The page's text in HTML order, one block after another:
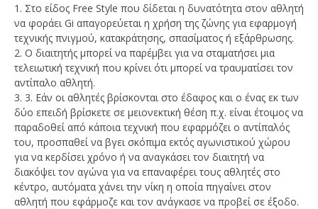
1. Στο είδος Free Style που δίδεται η δυνατότητα στον αθλητή
να φοράει Gi απαγορεύεται η χρήση της ζώνης για εφαρμογή
τεχνικής πνιγμού, κατακράτησης, σπασίματος ή εξάρθρωσης.
2. Ο διαιτητής μπορεί να παρέμβει για να σταματήσει μια
τελειωτική τεχνική που κρίνει ότι μπορεί να τραυματίσει τον
αντίπαλο αθλητή.
3. 3. Εάν οι αθλητές βρίσκονται στο έδαφος και ο ένας εκ των
δύο επειδή βρίσκετε σε μειονεκτική θέση π.χ. είναι έτοιμος να
παραδοθεί από κάποια τεχνική που εφαρμόζει ο αντίπαλός
του, προσπαθεί να βγει σκόπιμα εκτός αγωνιστικού χώρου
για να κερδίσει χρόνο ή να αναγκάσει τον διαιτητή να
διακόψει τον αγώνα για να επαναφέρει τους αθλητές στο
κέντρο, αυτόματα χάνει την νίκη η οποία πηγαίνει στον
αθλητή που εφάρμοζε και τον ανάγκασε να προβεί σε έξοδο.